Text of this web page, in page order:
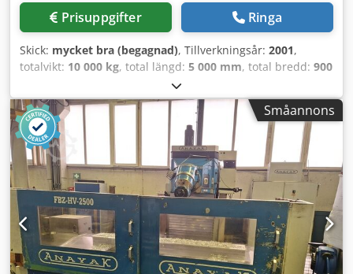
Prisuppgifter Ringa
Skick: mycket bra (begagnad), Tillverkningsår: 2001,
totalvikt: 10 000 kg, total längd: 5 000 mm, total bredd: 900
, Upplåsningskub Correa Anayak
Chjdpfxszcn E Se Ag Uoa MACH-ID 9393 Tillverkare: Correa
Anayak Tillverkningsår: 2001 Antal T-spår: 7 Spåravstånd:
130 mm T-spårsmått: 22 mm Antal T-spårade sidor: 1
Längd: 5000 mm Bredd: 900 mm Höjd: 900 mm Vikt: 10000
kg Vänligen notera: Informationen på denna sida har
sammanställts av oss samt, i den mån det varit möjligt,
erhållits från tillverkaren. Informationen ges i god tro, men
dess riktighet kan inte garanteras. Informationen utgör
därmed ingen utfästelse eller avtalsvillkor. Vi
rekommenderar att du kontrollerar alla viktiga detaljer.
Småannons